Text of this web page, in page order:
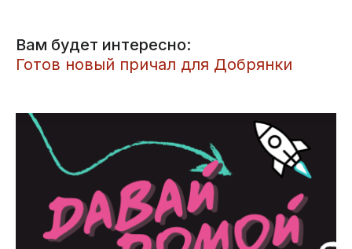
Вам будет интересно:
Готов новый причал для Добрянки